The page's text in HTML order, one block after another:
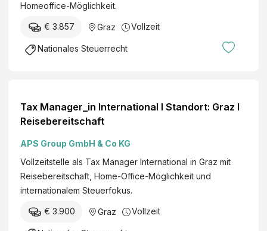
Homeoffice-Möglichkeit.
€ 3.857 Graz Vollzeit
Nationales Steuerrecht
Tax Manager_in International I Standort: Graz I
Reisebereitschaft
APS Group GmbH & Co KG
Vollzeitstelle als Tax Manager International in Graz mit
Reisebereitschaft, Home-Office-Möglichkeit und
internationalem Steuerfokus.
€ 3.900 Graz Vollzeit